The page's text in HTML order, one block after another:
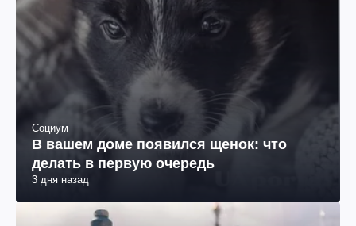
Социум
В вашем доме появился щенок: что
делать в первую очередь
3 дня назад